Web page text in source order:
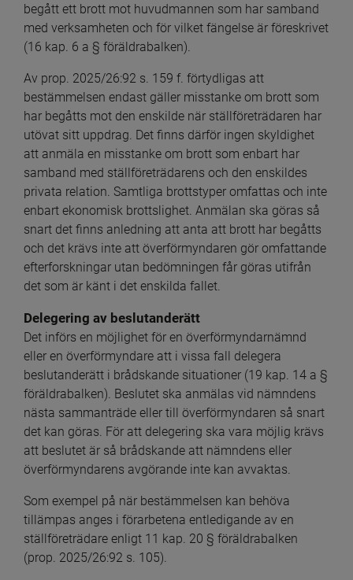
begått ett brott mot huvudmannen som har samband
med verksamheten och för vilket fängelse är föreskrivet
(16 kap. 6 a § föräldrabalken).
Av prop. 2025/26:92 s. 159 f. förtydligas att
bestämmelsen endast gäller misstanke om brott som
har begåtts mot den enskilde när ställföreträdaren har
utövat sitt uppdrag. Det finns därför ingen skyldighet
att anmäla en misstanke om brott som enbart har
samband med ställföreträdarens och den enskildes
privata relation. Samtliga brottstyper omfattas och inte
enbart ekonomisk brottslighet. Anmälan ska göras så
snart det finns anledning att anta att brott har begåtts
och det krävs inte att överförmyndaren gör omfattande
efterforskningar utan bedömningen får göras utifrån
det som är känt i det enskilda fallet.
Delegering av beslutanderätt
Det införs en möjlighet för en överförmyndarnämnd
eller en överförmyndare att i vissa fall delegera
beslutanderätt i brådskande situationer (19 kap. 14 a §
föräldrabalken). Beslutet ska anmälas vid nämndens
nästa sammanträde eller till överförmyndaren så snart
det kan göras. För att delegering ska vara möjlig krävs
att beslutet är så brådskande att nämndens eller
överförmyndarens avgörande inte kan avvaktas.
Som exempel på när bestämmelsen kan behöva
tillämpas anges i förarbetena entledigande av en
ställföreträdare enligt 11 kap. 20 § föräldrabalken
(prop. 2025/26:92 s. 105).